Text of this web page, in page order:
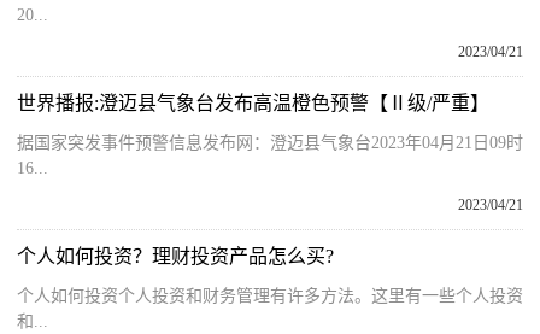
20...
2023/04/21
世界播报:澄迈县气象台发布高温橙色预警【Ⅱ级/严重】
据国家突发事件预警信息发布网：澄迈县气象台2023年04月21日09时
16...
2023/04/21
个人如何投资？理财投资产品怎么买?
个人如何投资个人投资和财务管理有许多方法。这里有一些个人投资
和...